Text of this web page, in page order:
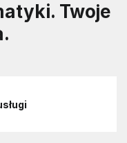
Twoje